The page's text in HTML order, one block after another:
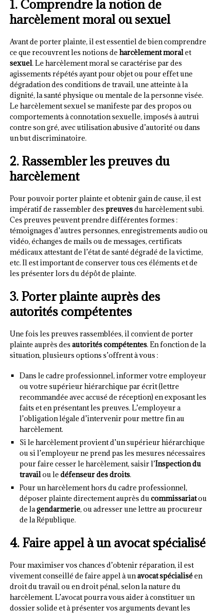
1. Comprendre la notion de
harcèlement moral ou sexuel
Avant de porter plainte, il est essentiel de bien comprendre
ce que recouvrent les notions de harcèlement moralet
sexuel. Le harcèlement moral se caractérise par des
agissements répétés ayant pour objet ou pour effet une
dégradation des conditions de travail, une atteinte à la
dignité, la santé physique ou mentale de la personne visée.
Le harcèlement sexuel se manifeste par des propos ou
comportements à connotation sexuelle, imposés à autrui
contre son gré, avec utilisation abusive d’autorité ou dans
un but discriminatoire.
2. Rassembler les preuves du
harcèlement
Pour pouvoir porter plainte et obtenir gain de cause, il est
impératif de rassembler des preuvesdu harcèlement subi.
Ces preuves peuvent prendre différentes formes :
témoignages d’autres personnes, enregistrements audio ou
vidéo, échanges de mails ou de messages, certificats
médicaux attestant de l’état de santé dégradé de la victime,
etc. Il est important de conserver tous ces éléments et de
les présenter lors du dépôt de plainte.
3. Porter plainte auprès des
autorités compétentes
Une fois les preuves rassemblées, il convient de porter
plainte auprès des autorités compétentes. En fonction de la
situation, plusieurs options s’offrent à vous :
Dans le cadre professionnel, informer votre employeur
ou votre supérieur hiérarchique par écrit (lettre
recommandée avec accusé de réception) en exposant les
faits et en présentant les preuves. L’employeur a
l’obligation légale d’intervenir pour mettre fin au
harcèlement.
Si le harcèlement provient d’un supérieur hiérarchique
ou si l’employeur ne prend pas les mesures nécessaires
pour faire cesser le harcèlement, saisir l’Inspection du
travailou le défenseur des droits.
Pour un harcèlement hors du cadre professionnel,
déposer plainte directement auprès ducommissariatou
de lagendarmerie, ou adresser une lettre au procureur
de la République.
4. Faire appel à un avocat spécialisé
Pour maximiser vos chances d’obtenir réparation, il est
vivement conseillé de faire appel à unavocat spécialiséen
droit du travail ou en droit pénal, selon la nature du
harcèlement. L’avocat pourra vous aider à constituer un
dossier solide et à présenter vos arguments devant les